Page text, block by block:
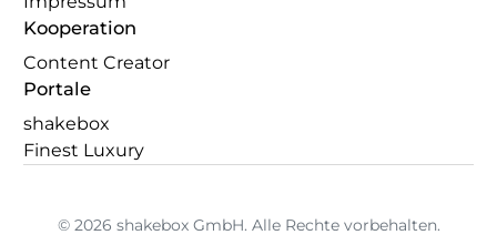
Kooperation
Content Creator
Portale
shakebox
Finest Luxury
© 2026 shakebox GmbH. Alle Rechte vorbehalten.